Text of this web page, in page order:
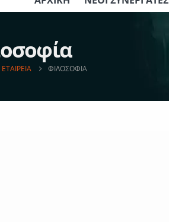
ΕΤΑΙΡΕΊΑ ΦΙΛΟΣΟΦΊΑ